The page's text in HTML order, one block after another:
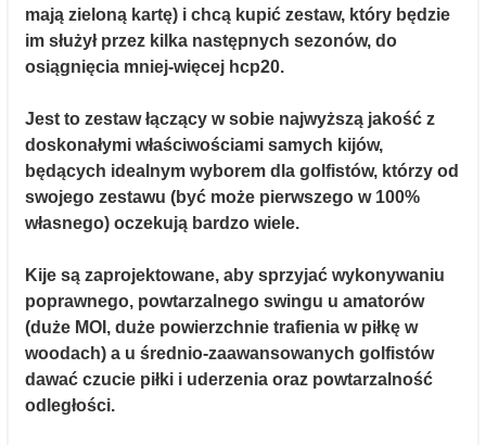
mają zieloną kartę) i chcą kupić zestaw, który będzie
im służył przez kilka następnych sezonów, do
osiągnięcia mniej-więcej hcp20.
Jest to zestaw łączący w sobie najwyższą jakość z
doskonałymi właściwościami samych kijów,
będących idealnym wyborem dla golfistów, którzy od
swojego zestawu (być może pierwszego w 100%
własnego) oczekują bardzo wiele.
Kije są zaprojektowane, aby sprzyjać wykonywaniu
poprawnego, powtarzalnego swingu u amatorów
(duże MOI, duże powierzchnie trafienia w piłkę w
woodach) a u średnio-zaawansowanych golfistów
dawać czucie piłki i uderzenia oraz powtarzalność
odległości.